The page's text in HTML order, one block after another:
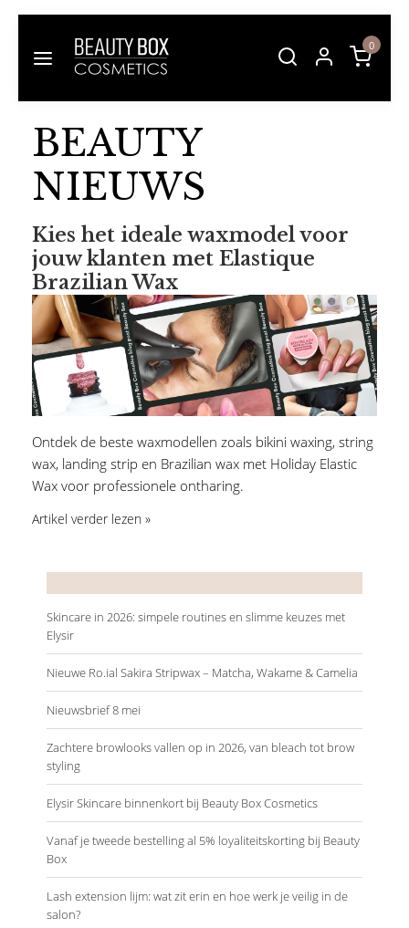
0
BEAUTY
NIEUWS
Kies het ideale waxmodel voor
jouw klanten met Elastique
Brazilian Wax
Ontdek de beste waxmodellen zoals bikini waxing, string
wax, landing strip en Brazilian wax met Holiday Elastic
Wax voor professionele ontharing.
Artikel verder lezen »
Skincare in 2026: simpele routines en slimme keuzes met
Elysir
Nieuwe Ro.ial Sakira Stripwax – Matcha, Wakame & Camelia
Nieuwsbrief 8 mei
Zachtere browlooks vallen op in 2026, van bleach tot brow
styling
Elysir Skincare binnenkort bij Beauty Box Cosmetics
Vanaf je tweede bestelling al 5% loyaliteitskorting bij Beauty
Box
Lash extension lijm: wat zit erin en hoe werk je veilig in de
salon?